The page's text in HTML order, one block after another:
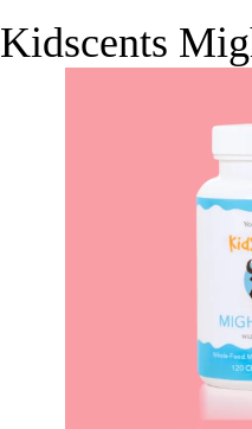
Kidscents